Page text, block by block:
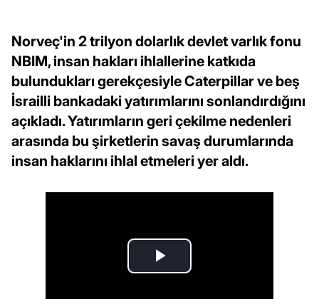
Norveç'in 2 trilyon dolarlık devlet varlık fonu
NBIM, insan hakları ihlallerine katkıda
bulundukları gerekçesiyle Caterpillar ve beş
İsrailli bankadaki yatırımlarını sonlandırdığını
açıkladı. Yatırımların geri çekilme nedenleri
arasında bu şirketlerin savaş durumlarında
insan haklarını ihlal etmeleri yer aldı.